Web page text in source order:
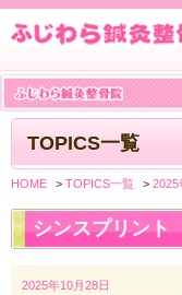
TOPICS一覧
HOME > TOPICS一覧 > 2025
シンスプリント
2025年10月28日